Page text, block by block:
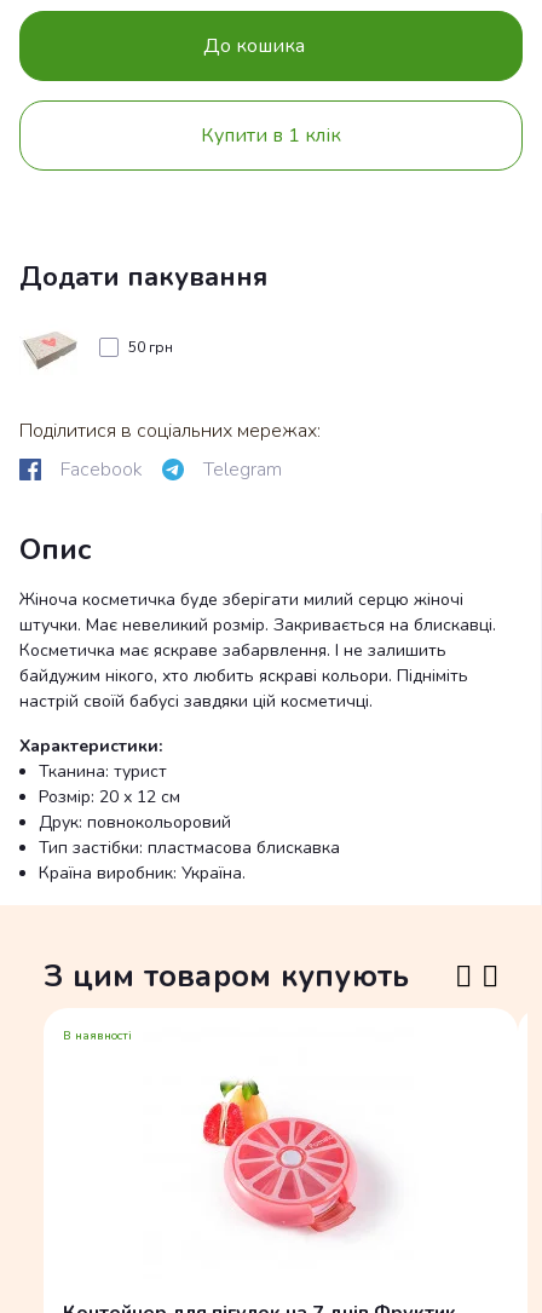
До кошика
Купити в 1 клік
Додати пакування
50 грн
Поділитися в соціальних мережах:
Facebook
Telegram
Опис
Жіноча косметичка буде зберігати милий серцю жіночі
штучки. Має невеликий розмір. Закривається на блискавці.
Косметичка має яскраве забарвлення. І не залишить
байдужим нікого, хто любить яскраві кольори. Підніміть
настрій своїй бабусі завдяки цій косметичці.
Характеристики:
Тканина: турист
Розмір: 20 х 12 см
Друк: повнокольоровий
Тип застібки: пластмасова блискавка
Країна виробник: Україна.
З цим товаром купують
В наявності